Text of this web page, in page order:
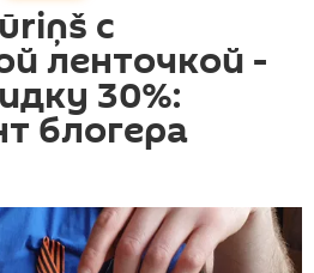
с
ленточкой -
30%:
блогера